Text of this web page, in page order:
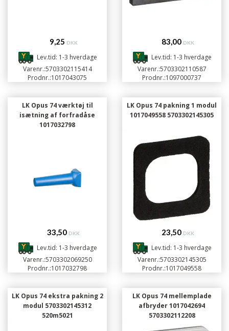
9,25 DKK
Lev.tid: 1-3 hverdage
Varenr.:5703302115414
Prodnr.:1017043075
83,00 DKK
Lev.tid: 1-3 hverdage
Varenr.:5703302110587
Prodnr.:1097000737
LK Opus 74 værktøj til
isætning af forfradåse
1017032798
33,50 DKK
Lev.tid: 1-3 hverdage
Varenr.:5703302069250
Prodnr.:1017032798
LK Opus 74 pakning 1 modul
1017049558 5703302145305
23,50 DKK
Lev.tid: 1-3 hverdage
Varenr.:5703302145305
Prodnr.:1017049558
LK Opus 74 ekstra pakning 2
modul 5703302145312
520m5021
LK Opus 74 mellemplade
afbryder 1017042694
5703302112208